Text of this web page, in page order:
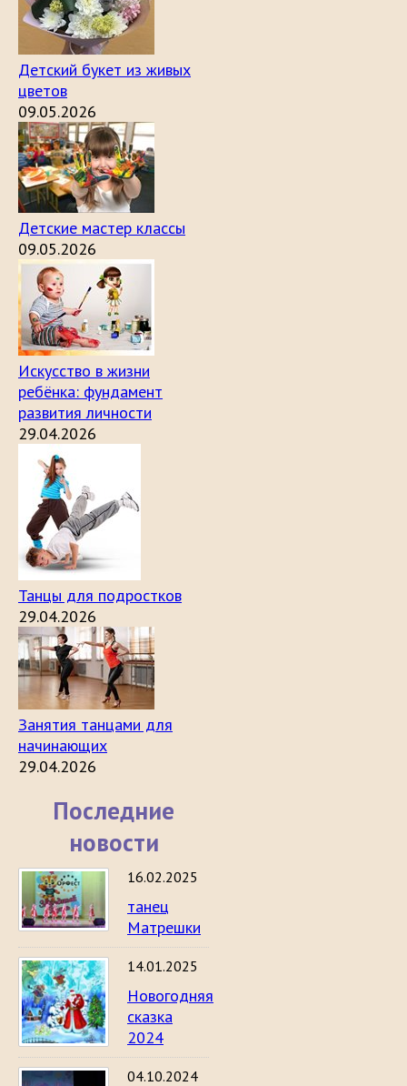
Детский букет из живых
цветов
09.05.2026
Детские мастер классы
09.05.2026
Искусство в жизни
ребёнка: фундамент
развития личности
29.04.2026
Танцы для подростков
29.04.2026
Занятия танцами для
начинающих
29.04.2026
Последние
новости
16.02.2025
танец
Матрешки
14.01.2025
Новогодняя
сказка
2024
04.10.2024